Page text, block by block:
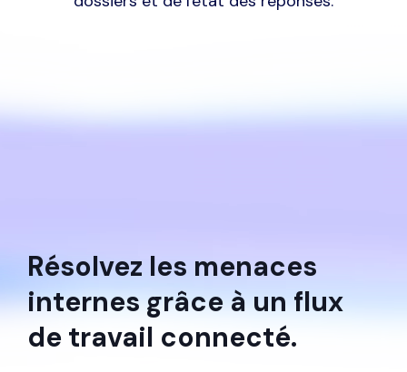
modifications d'accès, de la responsabilité des
Résolvez les menaces
internes grâce à un flux